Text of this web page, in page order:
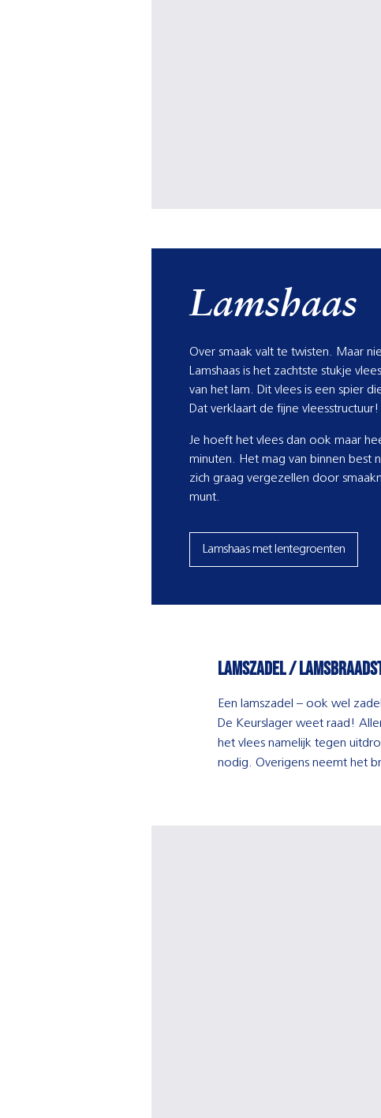
Lamshaas
Over smaak valt te twisten. Maar
Lamshaas is het zachtste stukje
van het lam. Dit vlees is een spier
Dat verklaart de fijne vleesstructuur!
Je hoeft het vlees dan ook maar
minuten. Het mag van binnen best
zich graag vergezellen door
munt.
Lamshaas met lentegroenten
lamszadel /
Een lamszadel – ook wel
De Keurslager weet raad!
het vlees namelijk tegen
nodig. Overigens neemt het